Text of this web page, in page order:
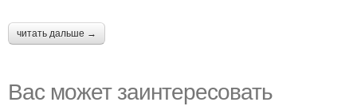
читать дальше →
Вас может заинтересовать